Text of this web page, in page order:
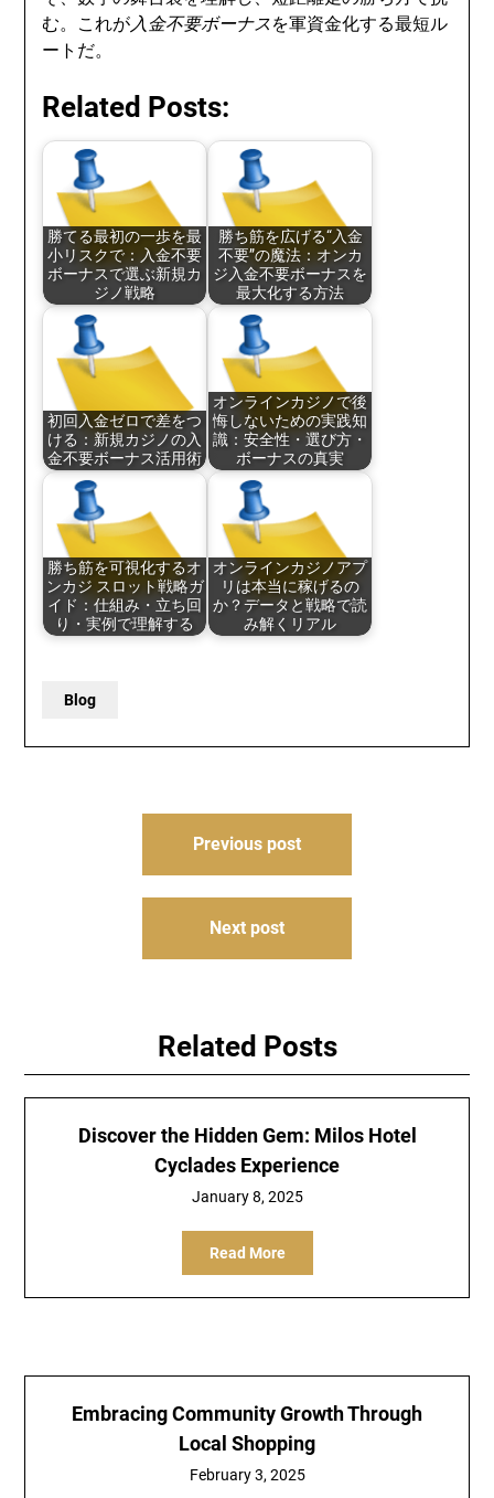
む。これが入金不要ボーナスを軍資金化する最短ル
ートだ。
Related Posts:
勝てる最初の一歩を最
小リスクで：入金不要
ボーナスで選ぶ新規カ
ジノ戦略
勝ち筋を広げる“入金
不要”の魔法：オンカ
ジ入金不要ボーナスを
最大化する方法
初回入金ゼロで差をつ
ける：新規カジノの入
金不要ボーナス活用術
オンラインカジノで後
悔しないための実践知
識：安全性・選び方・
ボーナスの真実
勝ち筋を可視化するオ
ンカジ スロット戦略ガ
イド：仕組み・立ち回
り・実例で理解する
オンラインカジノアプ
リは本当に稼げるの
か？データと戦略で読
み解くリアル
Blog
Previous post
Next post
Related Posts
Discover the Hidden Gem: Milos Hotel
Cyclades Experience
January 8, 2025
Read More
Embracing Community Growth Through
Local Shopping
February 3, 2025